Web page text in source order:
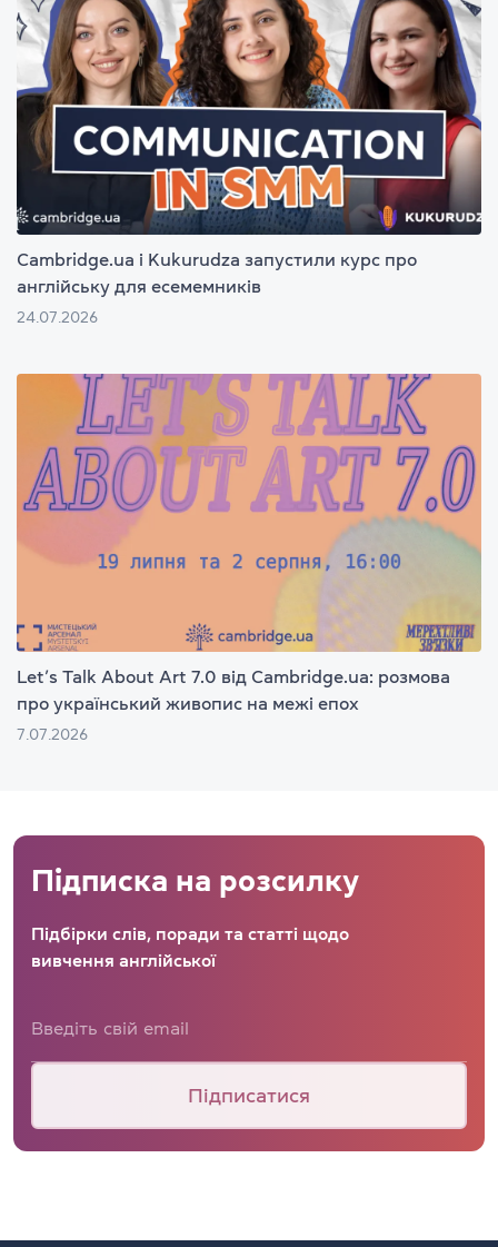
Cambridge.ua і Kukurudza запустили курс про
англійську для есемемників
24.07.2026
Let’s Talk About Art 7.0 від Cambridge.ua: розмова
про український живопис на межі епох
7.07.2026
Підписка на розсилку
Підбірки слів, поради та статті щодо
вивчення англійської
Підписатися